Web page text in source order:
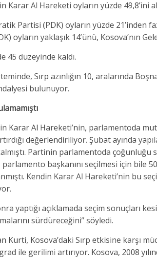
Karar Al Hareketi oyların yüzde 49,8’ini
Partisi (PDK) oyların yüzde 21’inden
oyların yaklaşık 14’ünü, Kosova’nın
45 düzeyinde kaldı.
Sırp azınlığın 10, aralarında
bulunuyor.
Karar Al Hareketi’nin, parlamentoda
değerlendiriliyor. Şubat ayında
Partinin parlamentoda
parlamento başkanını seçilmesi için bile
Kendin Karar Al Hareketi’nin bu
yaptığı açıklamada seçim sonuçları
sürdüreceğini” söyledi.
Kurti, Kosova’daki Sırp etkisine karşı
ile gerilimi artırıyor. Kosova, 2008